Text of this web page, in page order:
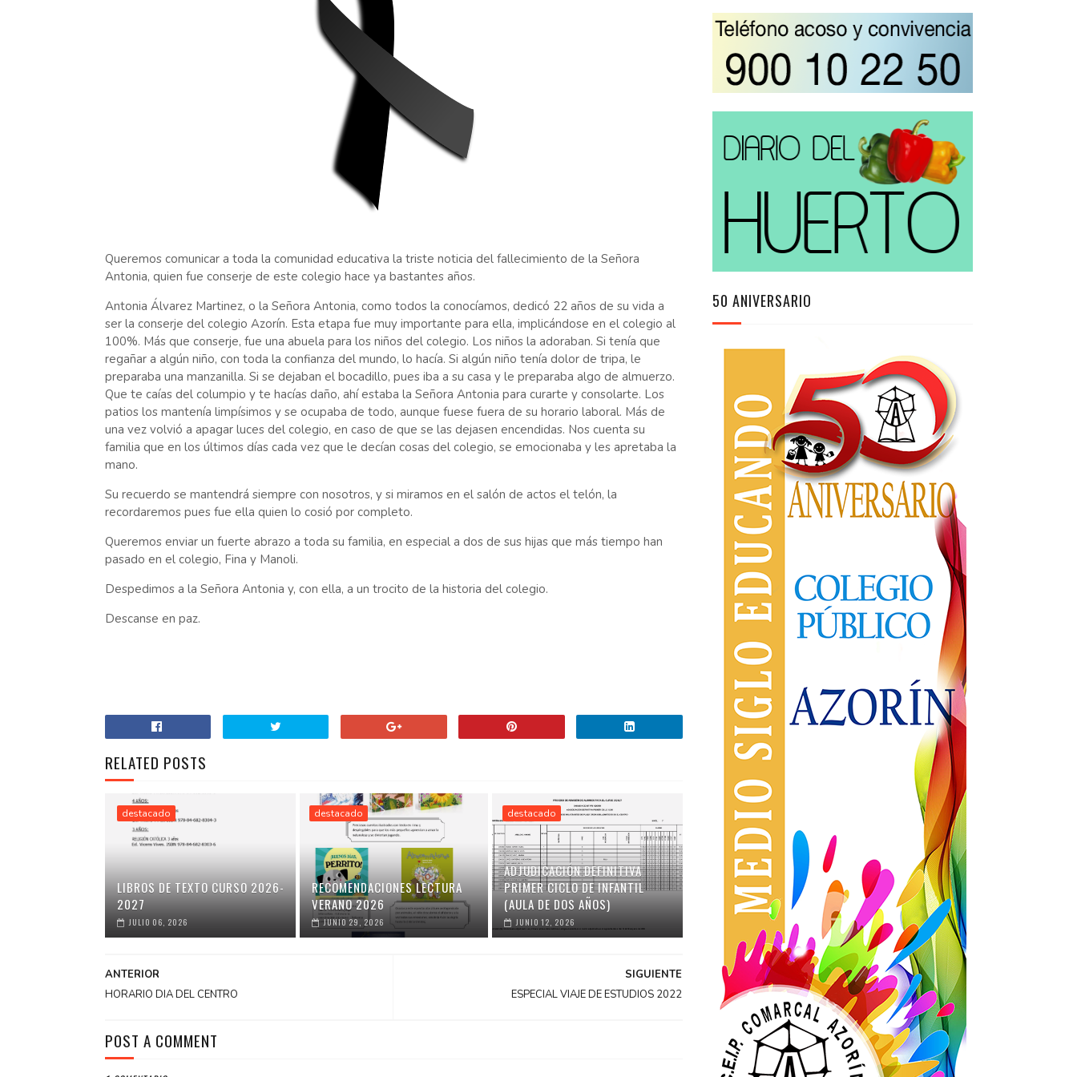
Queremos comunicar a toda la comunidad educativa la triste noticia del fallecimiento de la Señora
Antonia, quien fue conserje de este colegio hace ya bastantes años.
Antonia Álvarez Martinez, o la Señora Antonia, como todos la conocíamos, dedicó 22 años de su vida a
ser la conserje del colegio Azorín. Esta etapa fue muy importante para ella, implicándose en el colegio al
100%. Más que conserje, fue una abuela para los niños del colegio. Los niños la adoraban. Si tenía que
regañar a algún niño, con toda la confianza del mundo, lo hacía. Si algún niño tenía dolor de tripa, le
preparaba una manzanilla. Si se dejaban el bocadillo, pues iba a su casa y le preparaba algo de almuerzo.
Que te caías del columpio y te hacías daño, ahí estaba la Señora Antonia para curarte y consolarte. Los
patios los mantenía limpísimos y se ocupaba de todo, aunque fuese fuera de su horario laboral. Más de
una vez volvió a apagar luces del colegio, en caso de que se las dejasen encendidas. Nos cuenta su
familia que en los últimos días cada vez que le decían cosas del colegio, se emocionaba y les apretaba la
mano.
Su recuerdo se mantendrá siempre con nosotros, y si miramos en el salón de actos el telón, la
recordaremos pues fue ella quien lo cosió por completo.
Queremos enviar un fuerte abrazo a toda su familia, en especial a dos de sus hijas que más tiempo han
pasado en el colegio, Fina y Manoli.
Despedimos a la Señora Antonia y, con ella, a un trocito de la historia del colegio.
Descanse en paz.
RELATED POSTS
destacado
LIBROS DE TEXTO CURSO 2026-
2027
JULIO 06, 2026
destacado
RECOMENDACIONES LECTURA
VERANO 2026
JUNIO 29, 2026
destacado
ADJUDICACIÓN DEFINITIVA
PRIMER CICLO DE INFANTIL
(AULA DE DOS AÑOS)
JUNIO 12, 2026
SIGUIENTE
ESPECIAL VIAJE DE ESTUDIOS 2022
ANTERIOR
HORARIO DIA DEL CENTRO
POST A COMMENT
50 ANIVERSARIO